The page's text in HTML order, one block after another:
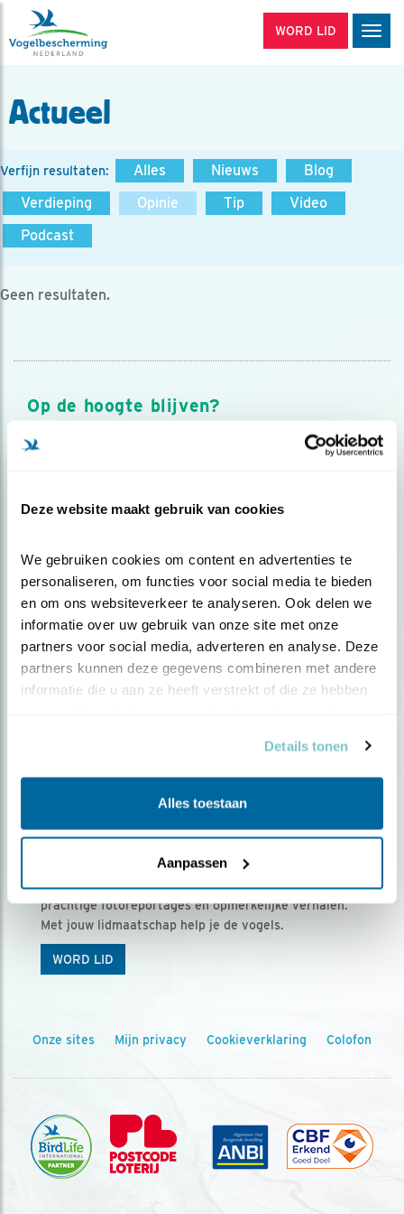
Deze website maakt gebruik van cookies
We gebruiken cookies om content en advertenties te
personaliseren, om functies voor social media te bieden
en om ons websiteverkeer te analyseren. Ook delen we
informatie over uw gebruik van onze site met onze
partners voor social media, adverteren en analyse. Deze
partners kunnen deze gegevens combineren met andere
informatie die u aan ze heeft verstrekt of die ze hebben
Details tonen
Alles toestaan
Aanpassen
WORD LID
Actueel
Verfijn resultaten: Alles Nieuws
Blog
Verdieping
Opinie Tip
Video
Podcast
Geen resultaten.
Op de hoogte blijven?
Meld je aan en ontvang nieuws, inspiratie, acties en tips
over vogels en activiteiten van Vogelbescherming.
Ontvang 5 x Vogels voor € 36,00 per jaar
Vogels is het tijdschrift voor onze leden, met
prachtige fotoreportages en opmerkelijke verhalen.
Met jouw lidmaatschap help je de vogels.
WORD LID
Onze sites Mijn privacy Cookieverklaring Colofon